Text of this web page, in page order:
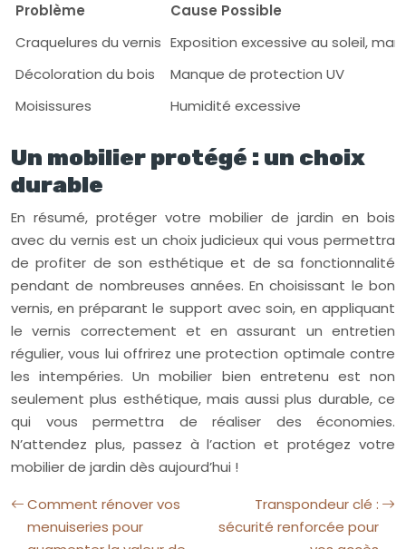
Problème
Cause Possible
Craquelures du vernis Exposition excessive au soleil,
Décoloration du bois
Manque de protection UV
Moisissures
Humidité excessive
Un mobilier protégé : un choix
durable
En résumé, protéger votre mobilier de jardin en bois
avec du vernis est un choix judicieux qui vous permettra
de profiter de son esthétique et de sa fonctionnalité
pendant de nombreuses années. En choisissant le bon
vernis, en préparant le support avec soin, en appliquant
le vernis correctement et en assurant un entretien
régulier, vous lui offrirez une protection optimale contre
les intempéries. Un mobilier bien entretenu est non
seulement plus esthétique, mais aussi plus durable, ce
qui vous permettra de réaliser des économies.
N’attendez plus, passez à l’action et protégez votre
mobilier de jardin dès aujourd’hui !
Comment rénover vos
menuiseries pour
Transpondeur clé :
sécurité renforcée pour